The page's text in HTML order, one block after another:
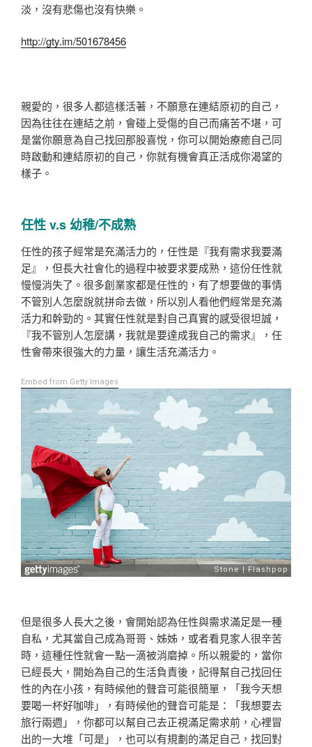
淡，沒有悲傷也沒有快樂。
http://gty.im/501678456
親愛的，很多人都這樣活著，不願意在連結原初的自己，
因為往往在連結之前，會碰上受傷的自己而痛苦不堪，可
是當你願意為自己找回那股喜悅，你可以開始療癒自己同
時啟動和連結原初的自己，你就有機會真正活成你渴望的
樣子。
任性 v.s 幼稚/不成熟
任性的孩子經常是充滿活力的，任性是『我有需求我要滿
足』，但長大社會化的過程中被要求要成熟，這份任性就
慢慢消失了。 很多創業家都是任性的，有了想要做的事情
不管別人怎麼說就拼命去做，所以別人看他們經常是充滿
活力和幹勁的。 其實任性就是對自己真實的感受很坦誠，
『我不管別人怎麼講，我就是要達成我自己的需求』，任
性會帶來很強大的力量，讓生活充滿活力。
Embed from Getty Images
但是很多人長大之後，會開始認為任性與需求滿足是一種
自私，尤其當自己成為哥哥、姊姊，或者看見家人很辛苦
時，這種任性就會一點一滴被消磨掉。所以親愛的，當你
已經長大，開始為自己的生活負責後，記得幫自己找回任
性的內在小孩，有時候他的聲音可能很簡單，「我今天想
要喝一杯好咖啡」，有時候他的聲音可能是：「我想要去
旅行兩週」，你都可以幫自己去正視滿足需求前，心裡冒
出的一大堆「可是」，也可以有規劃的滿足自己，找回對